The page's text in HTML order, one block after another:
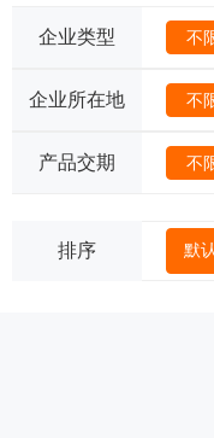
企业类型 不
企业所在地 不
产品交期 不
排序 默